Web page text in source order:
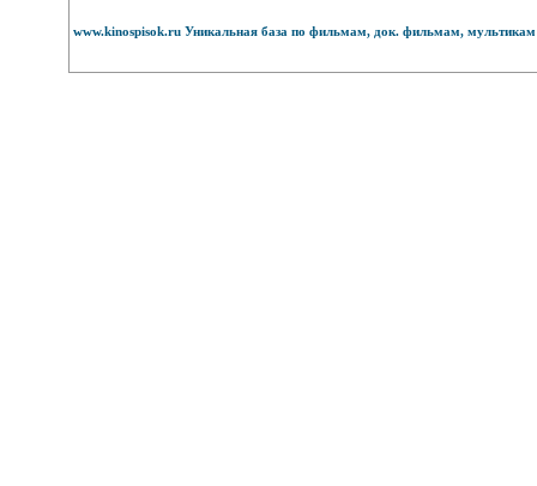
www.kinospisok.ru Уникальная база по фильмам, док. фильмам,